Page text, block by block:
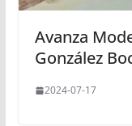
Avanza
González
2024-07-17